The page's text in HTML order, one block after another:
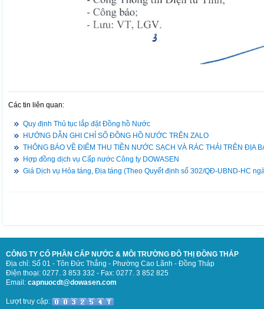
Các tin liên quan:
Quy định Thủ tục lắp đặt Đồng hồ Nước
HƯỚNG DẪN GHI CHỈ SỐ ĐỒNG HỒ NƯỚC TRÊN ZALO
THÔNG BÁO VỀ ĐIỂM THU TIỀN NƯỚC SẠCH VÀ RÁC THẢI TRÊN ĐỊA
Hợp đồng dịch vụ Cấp nước Công ty DOWASEN
Giá Dịch vụ Hỏa táng, Địa táng (Theo Quyết định số 302/QĐ-UBND-HC
CÔNG TY CỔ PHẦN CẤP NƯỚC & MÔI TRƯỜNG ĐÔ THỊ ĐỒNG THÁP
Địa chỉ: Số 01 - Tôn Đức Thắng - Phường Cao Lãnh - Đồng Tháp
Điện thoại: 0277. 3 853 332 - Fax: 0277. 3 852 825
Email: capnuocdt@dowasen.com
Lượt truy cập: